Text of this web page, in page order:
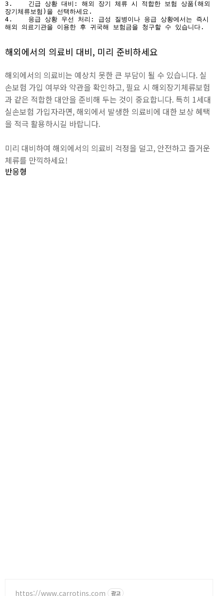
3.    긴급 상황 대비: 해외 장기 체류 시 적합한 보험 상품(해외
장기체류보험)을 선택하세요.
4.    응급 상황 우선 처리: 급성 질병이나 응급 상황에서는 즉시
해외 의료기관을 이용한 후 귀국해 보험금을 청구할 수 있습니다.
해외에서의 의료비 대비, 미리 준비하세요
해외에서의 의료비는 예상치 못한 큰 부담이 될 수 있습니다. 실
손보험 가입 여부와 약관을 확인하고, 필요 시 해외장기체류보험
과 같은 적합한 대안을 준비해 두는 것이 중요합니다. 특히 1세대
실손보험 가입자라면, 해외에서 발생한 의료비에 대한 보상 혜택
을 적극 활용하시길 바랍니다.
미리 대비하여 해외에서의 의료비 걱정을 덜고, 안전하고 즐거운
체류를 만끽하세요!
반응형
https://www.carrotins.com 광고